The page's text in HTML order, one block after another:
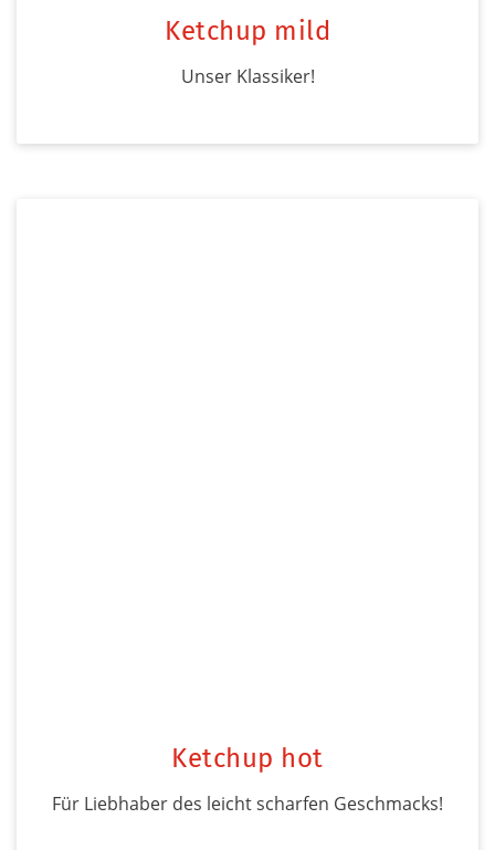
Ketchup mild
Unser Klassiker!
Ketchup hot
Für Liebhaber des leicht scharfen Geschmacks!